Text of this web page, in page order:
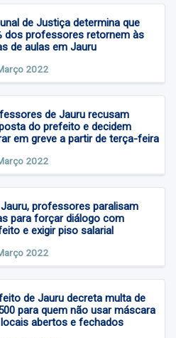
Marcos
do Cabaçal
Branco
do Céu
José dos Quatro
de São Domingos
de Justiça determina que
dos professores retornem às
de aulas em Jauru
2022
de Jauru recusam
do prefeito e decidem
em greve a partir de terça-feira
2022
professores paralisam
para forçar diálogo com
e exigir piso salarial
2022
de Jauru decreta multa de
para quem não usar máscara
abertos e fechados